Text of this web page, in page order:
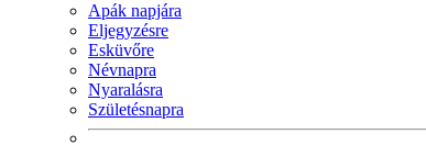
Apák napjára
Eljegyzésre
Esküvőre
Névnapra
Nyaralásra
Születésnapra